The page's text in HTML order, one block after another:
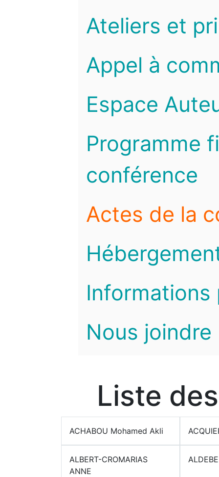
Ateliers et
Appel à
Espace
Programme
conférence
Actes de la
Informations
Nous joindre
Liste
ACHABOU Mohamed Akli
ALBERT-CROMARIAS
ANNE